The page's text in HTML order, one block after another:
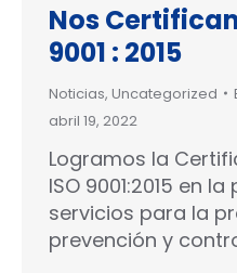
Nos
9001 : 2015
Noticias, Uncategorized
abril 19, 2022
Logramos la
ISO 9001:2015 en
servicios para la
prevención y